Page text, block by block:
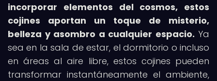
incorporar elementos del cosmos, estos
cojines aportan un toque de misterio,
belleza y asombro a cualquier espacio. Ya
sea en la sala de estar, el dormitorio o incluso
en áreas al aire libre, estos cojines pueden
transformar instantáneamente el ambiente,